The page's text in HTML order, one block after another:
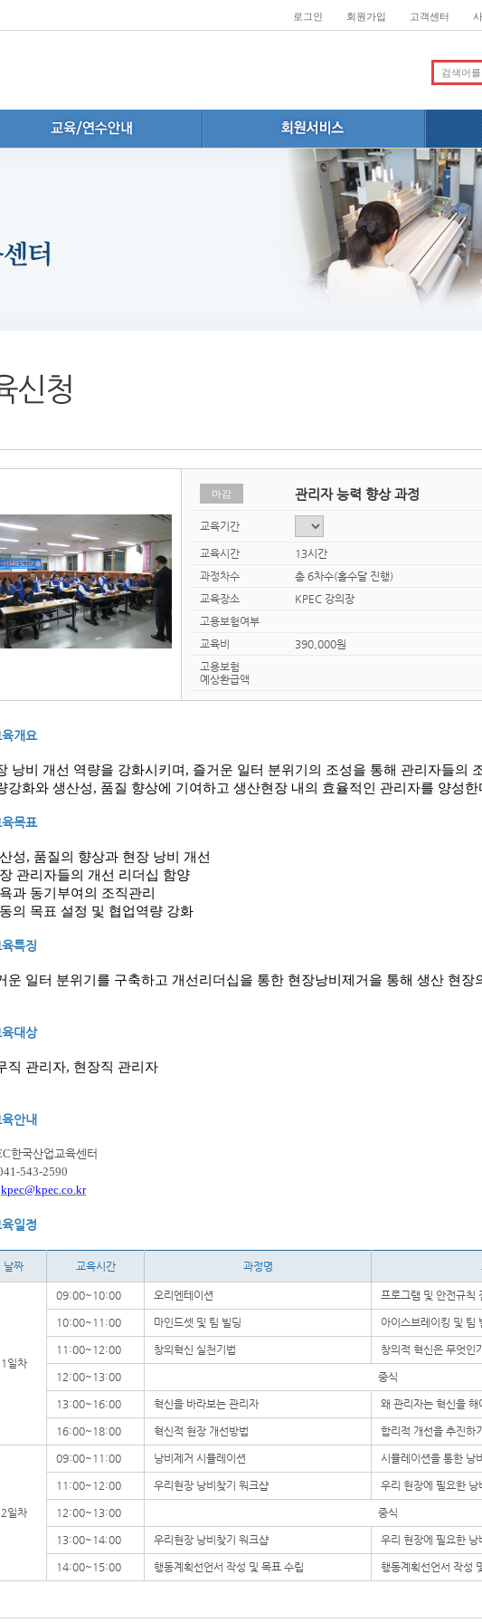
고객센터
회원가입
로그인
마감 관리자 능력 향상 과정
교육기간
교육시간
13시간
과정차수
총 6차수(홀수달 진행)
교육장소
KPEC 강의장
고용보험여부
교육비
390,000원
고용보험
예상환급액
개요
낭비 개선 역량을 강화시키며 , 즐거운 일터 분위기의 조성을 통해 관리자들의
강화와 생산성, 품질 향상에 기여하고 생산현장 내의 효율적인 관리자를 양성한
목표
성, 품질의 향상과 현장 낭비 개선
관리자들의 개선 리더십 함양
과 동기부여의 조직관리
의 목표 설정 및 협업역량 강화
특징
운 일터 분위기를 구축하고 개선리더십을 통한 현장낭비제거을 통해 생산 현장
대상
직 관리자, 현장직 관리자
안내
한국산업교육센터
543-2590
kpec@kpec.co.kr
일정
날짜 교육시간 과정명
1일차
09:00~10:00 오리엔테이션 프로그램 및 안전규칙
10:00~11:00 마인드셋 및 팀 빌딩 아이스브레이킹 및 팀
11:00~12:00 창의혁신 실천기법 창의적 혁신은 무엇인
12:00~13:00 중식
13:00~16:00 혁신을 바라보는 관리자 왜 관리자는 혁신을 해
16:00~18:00 혁신적 현장 개선방법 합리적 개선을 추진하
2일차
09:00~11:00 낭비제거 시뮬레이션 시뮬레이션을 통한 낭
11:00~12:00 우리현장 낭비찾기 워크샵 우리 현장에 필요한 낭
12:00~13:00 중식
13:00~14:00 우리현장 낭비찾기 워크샵 우리 현장에 필요한 낭
14:00~15:00 행동계획선언서 작성 및 목표 수립 행동계획선언서 작성